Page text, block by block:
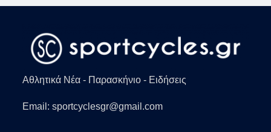
Αθλητικά Νέα - Παρασκήνιο - Ειδήσεις
Email: sportcyclesgr@gmail.com